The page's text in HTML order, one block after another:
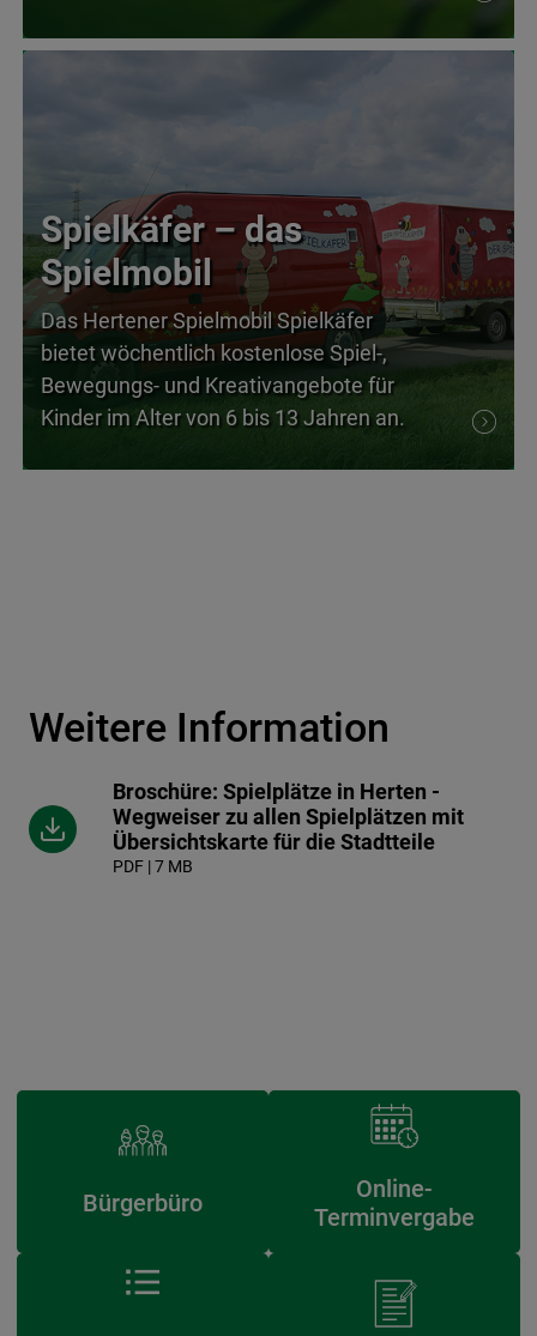
Spielkäfer – das
Spielmobil
Das Hertener Spielmobil Spielkäfer
bietet wöchentlich kostenlose Spiel-,
Bewegungs- und Kreativangebote für
Kinder im Alter von 6 bis 13 Jahren an.
Weitere Information
Broschüre: Spielplätze in Herten -
Wegweiser zu allen Spielplätzen mit
Übersichtskarte für die Stadtteile
PDF | 7 MB
Bürgerbüro
Online-
Terminvergabe